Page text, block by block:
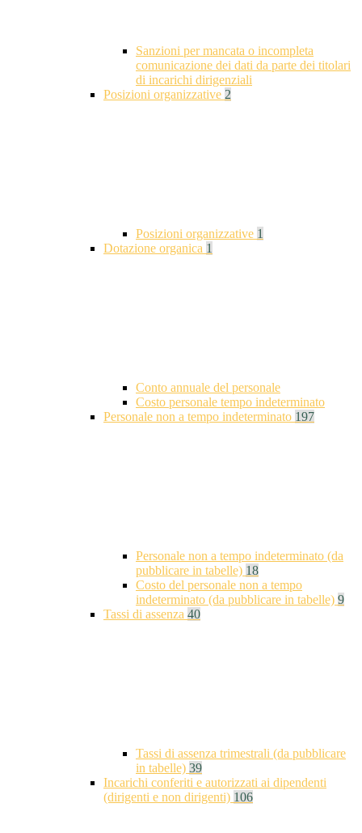
Sanzioni per mancata o incompleta
comunicazione dei dati da parte dei titolari
di incarichi dirigenziali
Posizioni organizzative 2
Posizioni organizzative 1
Dotazione organica 1
Conto annuale del personale
Costo personale tempo indeterminato
Personale non a tempo indeterminato 197
Personale non a tempo indeterminato (da
pubblicare in tabelle) 18
Costo del personale non a tempo
indeterminato (da pubblicare in tabelle) 9
Tassi di assenza 40
Tassi di assenza trimestrali (da pubblicare
in tabelle) 39
Incarichi conferiti e autorizzati ai dipendenti
(dirigenti e non dirigenti) 106